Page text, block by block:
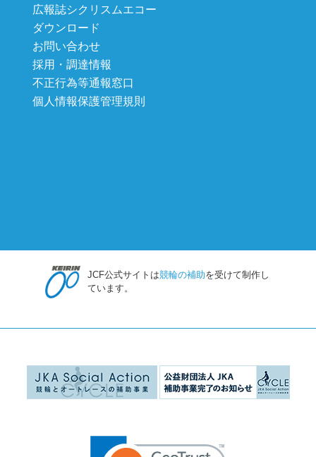
広報誌シクリスムエコー
ダウンロード
お問い合わせ
採用・調達情報
不正行為等通報窓口
個人情報保護管理規則
JCF公式サイトは競輪の補助を受けて制作し
ています。